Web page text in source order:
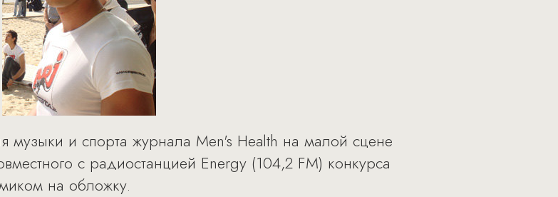
и спорта журнала Men's Health на малой сцене
с радиостанцией Energy (104,2 FM) конкурса
на обложку.